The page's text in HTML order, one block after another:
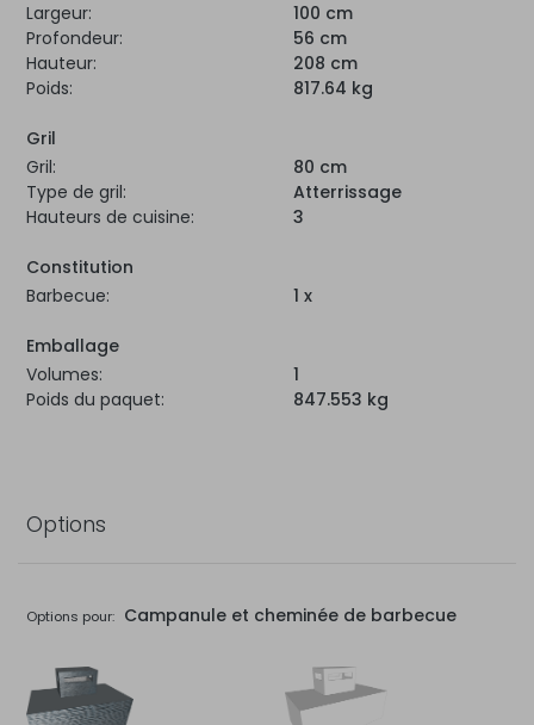
Largeur:
100 cm
Profondeur:
56 cm
Hauteur:
208 cm
Poids:
817.64 kg
Gril
Gril:
80 cm
Type de gril:
Atterrissage
Hauteurs de cuisine:
3
Constitution
Barbecue:
1 x
Emballage
Volumes:
1
Poids du paquet:
847.553 kg
Options
Options pour: Campanule et cheminée de barbecue